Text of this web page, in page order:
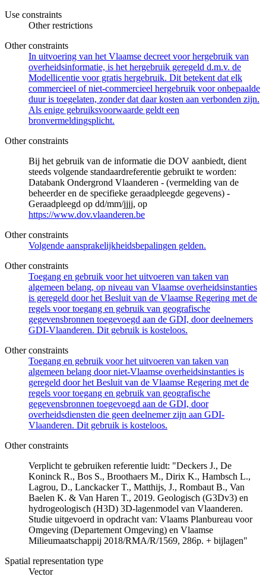
Use constraints
Other restrictions
Other constraints
In uitvoering van het Vlaamse decreet voor hergebruik van
overheidsinformatie, is het hergebruik geregeld d.m.v. de
Modellicentie voor gratis hergebruik. Dit betekent dat elk
commercieel of niet-commercieel hergebruik voor onbepaalde
duur is toegelaten, zonder dat daar kosten aan verbonden zijn.
Als enige gebruiksvoorwaarde geldt een
bronvermeldingsplicht.
Other constraints
Bij het gebruik van de informatie die DOV aanbiedt, dient
steeds volgende standaardreferentie gebruikt te worden:
Databank Ondergrond Vlaanderen - (vermelding van de
beheerder en de specifieke geraadpleegde gegevens) -
Geraadpleegd op dd/mm/jjjj, op
https://www.dov.vlaanderen.be
Other constraints
Volgende aansprakelijkheidsbepalingen gelden.
Other constraints
Toegang en gebruik voor het uitvoeren van taken van
algemeen belang, op niveau van Vlaamse overheidsinstanties
is geregeld door het Besluit van de Vlaamse Regering met de
regels voor toegang en gebruik van geografische
gegevensbronnen toegevoegd aan de GDI, door deelnemers
GDI-Vlaanderen. Dit gebruik is kosteloos.
Other constraints
Toegang en gebruik voor het uitvoeren van taken van
algemeen belang door niet-Vlaamse overheidsinstanties is
geregeld door het Besluit van de Vlaamse Regering met de
regels voor toegang en gebruik van geografische
gegevensbronnen toegevoegd aan de GDI, door
overheidsdiensten die geen deelnemer zijn aan GDI-
Vlaanderen. Dit gebruik is kosteloos.
Other constraints
Verplicht te gebruiken referentie luidt: "Deckers J., De
Koninck R., Bos S., Broothaers M., Dirix K., Hambsch L.,
Lagrou, D., Lanckacker T., Matthijs, J., Rombaut B., Van
Baelen K. & Van Haren T., 2019. Geologisch (G3Dv3) en
hydrogeologisch (H3D) 3D-lagenmodel van Vlaanderen.
Studie uitgevoerd in opdracht van: Vlaams Planbureau voor
Omgeving (Departement Omgeving) en Vlaamse
Milieumaatschappij 2018/RMA/R/1569, 286p. + bijlagen"
Spatial representation type
Vector